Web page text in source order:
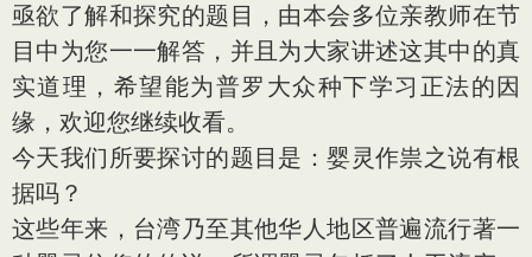
亟欲了解和探究的题目，由本会多位亲教师在节
目中为您一一解答，并且为大家讲述这其中的真
实道理，希望能为普罗大众种下学习正法的因
缘，欢迎您继续收看。
今天我们所要探讨的题目是：婴灵作祟之说有根
据吗？
这些年来，台湾乃至其他华人地区普遍流行著一